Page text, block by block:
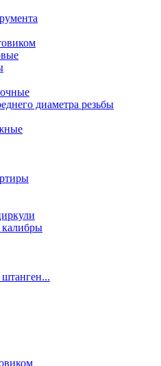
диаметра резьбы